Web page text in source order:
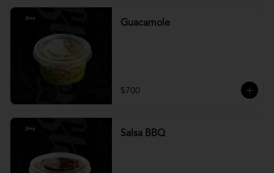
Guacamole
$700
Salsa BBQ